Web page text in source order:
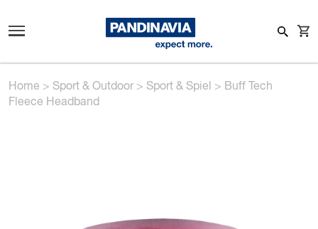
Home > Sport & Outdoor> Sport & Spiel > Buff Tech
Fleece Headband